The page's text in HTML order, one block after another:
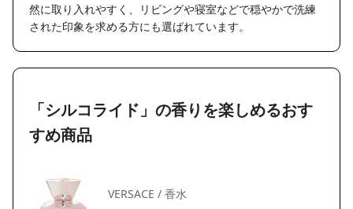
然に取り入れやすく、リビングや寝室などで穏やかで洗練
された印象を求める方にも選ばれています。
「シルコライド」の香りを楽しめるおす
すめ商品
VERSACE / 香水